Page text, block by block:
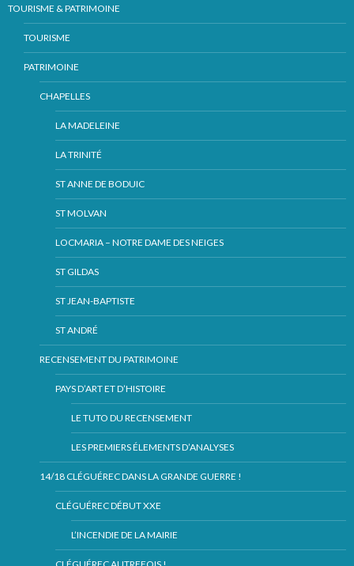
TOURISME & PATRIMOINE
TOURISME
PATRIMOINE
CHAPELLES
LA MADELEINE
LA TRINITÉ
ST ANNE DE BODUIC
ST MOLVAN
LOCMARIA – NOTRE DAME DES NEIGES
ST GILDAS
ST JEAN-BAPTISTE
ST ANDRÉ
RECENSEMENT DU PATRIMOINE
PAYS D’ART ET D’HISTOIRE
LE TUTO DU RECENSEMENT
LES PREMIERS ÉLEMENTS D’ANALYSES
14/18 CLÉGUÉREC DANS LA GRANDE GUERRE !
CLÉGUÉREC DÉBUT XXE
L’INCENDIE DE LA MAIRIE